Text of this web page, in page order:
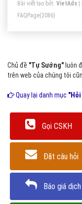
Bài viết tạo bởi: VietAds
FAQPage(2086)
Chủ đề "Tự Sướng" luôn
trên web của chúng tôi
Quay lại danh mục
Gọi CSKH
Đặt câu hỏi
Báo giá